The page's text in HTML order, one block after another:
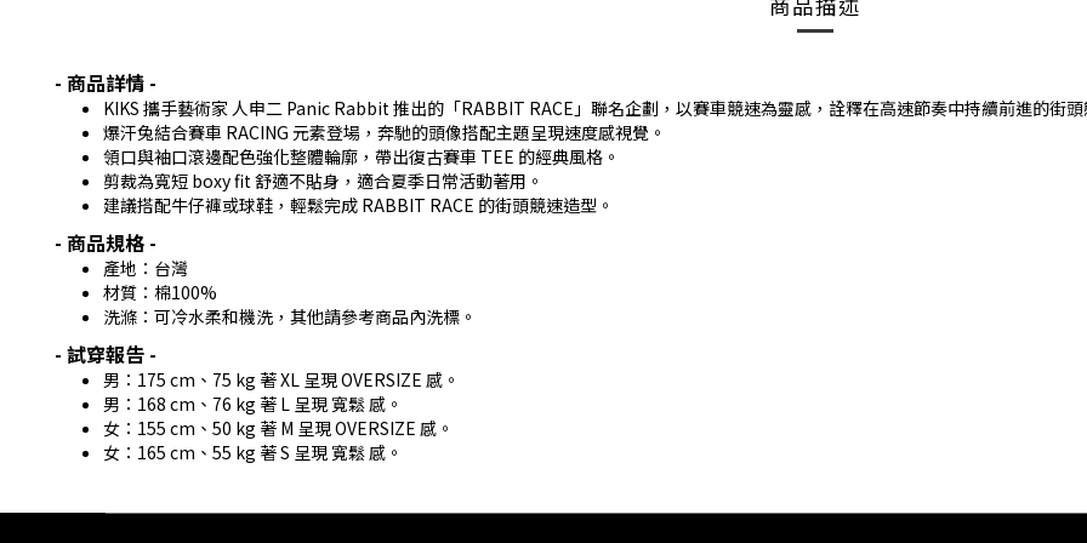
- 商品詳情 -
KIKS 攜手藝術家 人申二 Panic Rabbit 推出的「RABBIT RACE」聯名企劃，以賽車競速為靈感，詮釋在高速節奏中持續前進的街
爆汗兔結合賽車 RACING 元素登場，奔馳的頭像搭配主題呈現速度感視覺。
領口與袖口滾邊配色強化整體輪廓，帶出復古賽車 TEE 的經典風格。
剪裁為寬短 boxy fit 舒適不貼身，適合夏季日常活動著用。
建議搭配牛仔褲或球鞋，輕鬆完成 RABBIT RACE 的街頭競速造型。
- 商品規格 -
產地：台灣
材質：棉100%
洗滌：可冷水柔和機洗，其他請參考商品內洗標。
- 試穿報告 -
男：175 cm、75 kg 著 XL 呈現 OVERSIZE 感。
男：168 cm、76 kg 著 L 呈現 寬鬆 感。
女：155 cm、50 kg 著 M 呈現 OVERSIZE 感。
女：165 cm、55 kg 著 S 呈現 寬鬆 感。